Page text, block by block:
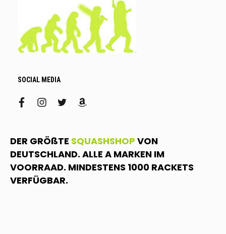
SOCIAL MEDIA
facebookinstagram
twitteramazon
DER GRÖßTE SQUASHSHOP VON
DEUTSCHLAND. ALLE A MARKEN IM
VOORRAAD. MINDESTENS 1000 RACKETS
VERFÜGBAR.